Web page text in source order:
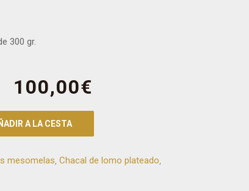
300 gr.
100,00€
A LA CESTA
mesomelas, Chacal de lomo plateado,